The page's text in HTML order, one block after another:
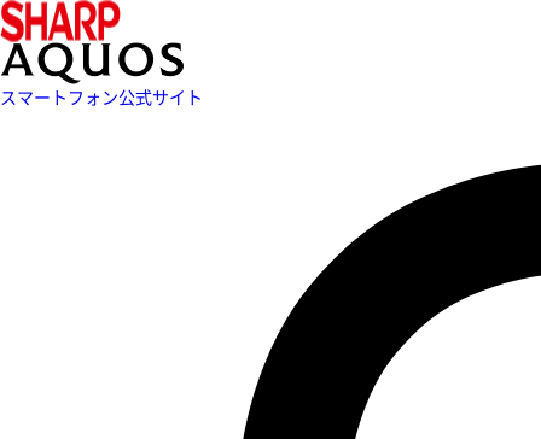
スマートフォン公式サイト